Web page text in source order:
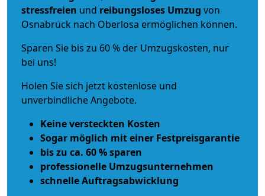
stressfreien und reibungsloses Umzug von
Osnabrück nach Oberlosa ermöglichen können.
Sparen Sie bis zu 60 % der Umzugskosten, nur
bei uns!
Holen Sie sich jetzt kostenlose und
unverbindliche Angebote.
Keine versteckten Kosten
Sogar möglich mit einer Festpreisgarantie
bis zu ca. 60 % sparen
professionelle Umzugsunternehmen
schnelle Auftragsabwicklung